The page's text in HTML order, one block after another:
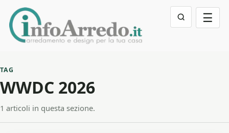
☰
TAG
WWDC 2026
1 articoli in questa sezione.